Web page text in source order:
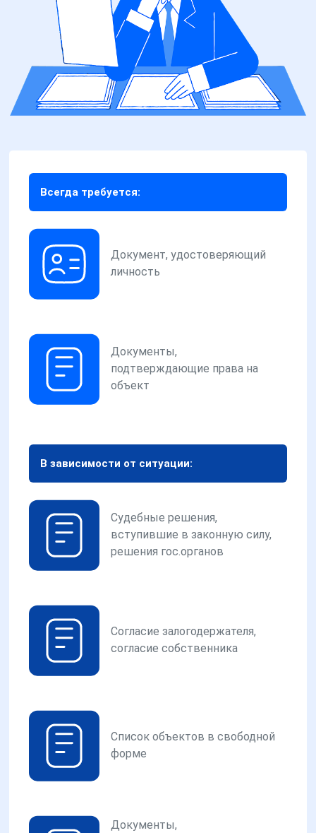
Всегда требуется:
Документ, удостоверяющий
личность
Документы,
подтверждающие права на
объект
В зависимости от ситуации:
Судебные решения,
вступившие в законную силу,
решения гос.органов
Согласие залогодержателя,
согласие собственника
Список объектов в свободной
форме
Документы,